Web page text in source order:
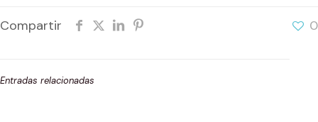
Compartir 0
Entradas relacionadas